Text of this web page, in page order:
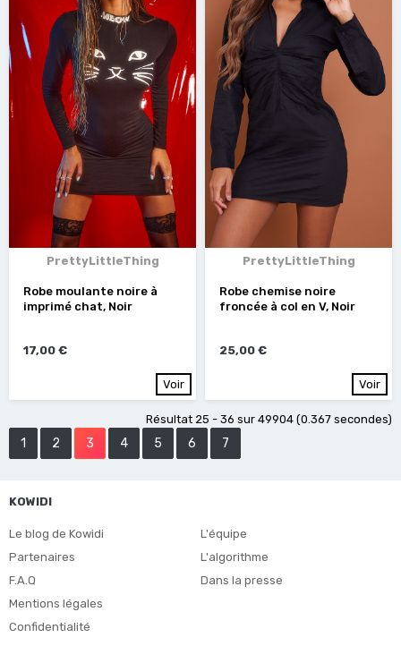
PrettyLittleThing
Robe moulante noire à
imprimé chat, Noir
17,00 €
Voir
PrettyLittleThing
Robe chemise noire
froncée à col en V, Noir
25,00 €
Voir
Résultat 25 - 36 sur 49904 (0.367 secondes)
1 2 3 4 5 6 7
KOWIDI
Le blog de Kowidi
Partenaires
F.A.Q
Mentions légales
Confidentialité
L'équipe
L'algorithme
Dans la presse